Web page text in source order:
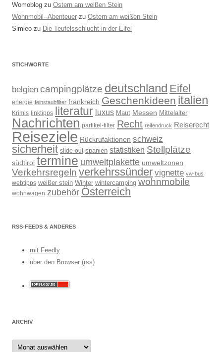
Womoblog zu Ostern am weißen Stein
Wohnmobil--Abenteuer zu Ostern am weißen Stein
Simleo zu Die Teufelsschlucht in der Eifel
STICHWORTE
belgien campingplätze deutschland Eifel
energie feinstaubfilter frankreich Geschenkideen italien
Krimis linktipps literatur luxus Maut Messen Mittelalter
Nachrichten partikel-filter Recht reifendruck Reiserecht
Reiseziele Rückrufaktionen schweiz
sicherheit slide-out spanien statistiken Stellplätze
südtirol termine umweltplakette umweltzonen
Verkehrsregeln verkehrssünder vignette vw-bus
webtipps weißer stein Winter wintercamping wohnmobile
wohnwagen zubehör Österreich
RSS-FEEDS & ANDERES
mit Feedly
über den Browser (rss)
ARCHIV
Archiv